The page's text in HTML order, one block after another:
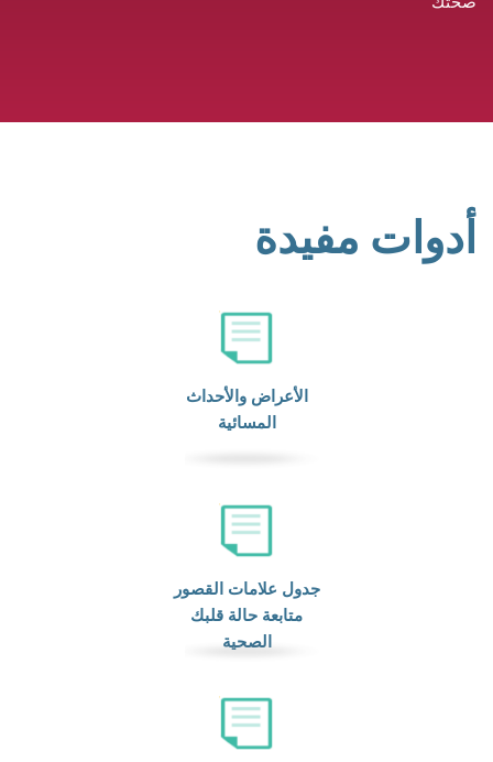
أدوات مفيدة
الأعراض والأحداث
المسائية
جدول علامات القصور
متابعة حالة قلبك
الصحية